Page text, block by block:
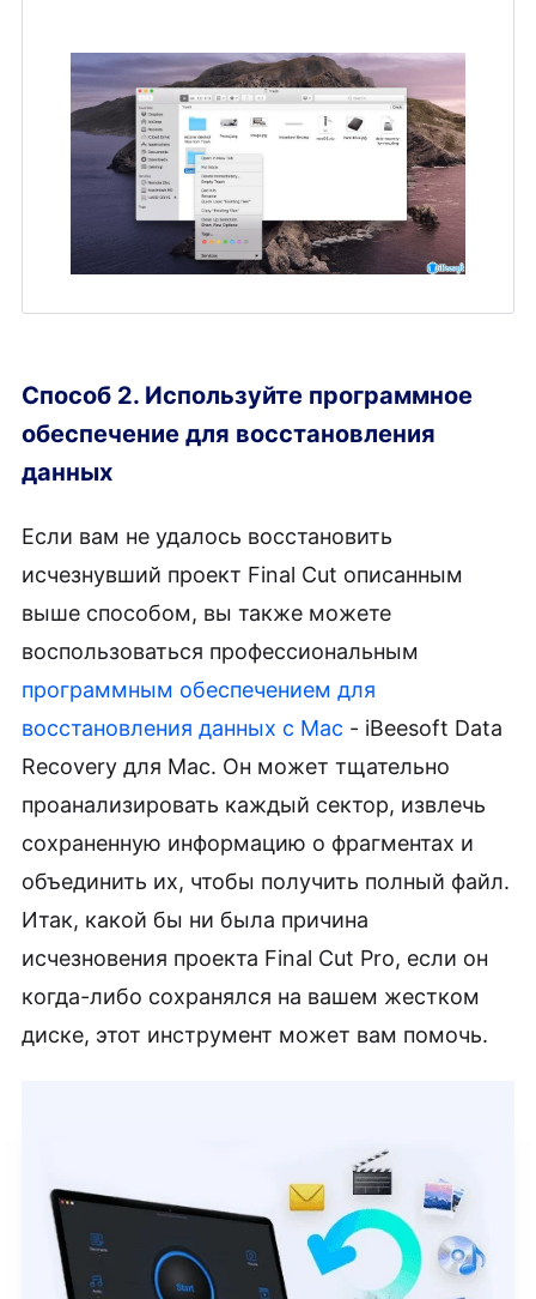
Способ 2. Используйте программное
обеспечение для восстановления
данных
Если вам не удалось восстановить
исчезнувший проект Final Cut описанным
выше способом, вы также можете
воспользоваться профессиональным
программным обеспечением для
восстановления данных с Mac - iBeesoft Data
Recovery для Mac. Он может тщательно
проанализировать каждый сектор, извлечь
сохраненную информацию о фрагментах и
объединить их, чтобы получить полный файл.
Итак, какой бы ни была причина
исчезновения проекта Final Cut Pro, если он
когда-либо сохранялся на вашем жестком
диске, этот инструмент может вам помочь.